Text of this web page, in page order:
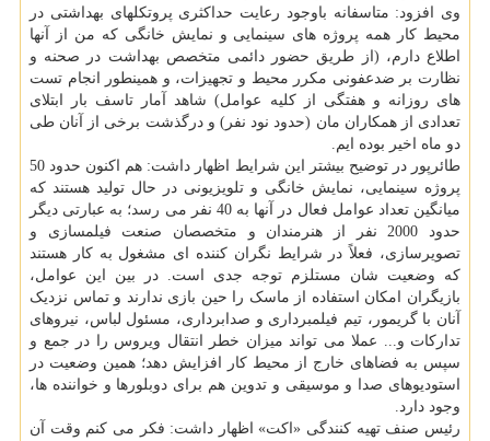
وی افزود: متاسفانه باوجود رعایت حداکثری پروتکلهای بهداشتی در
محیط کار همه پروژه های سینمایی و نمایش خانگی که من از آنها
اطلاع دارم، (از طریق حضور دائمی متخصص بهداشت در صحنه و
نظارت بر ضدعفونی مکرر محیط و تجهیزات، و همینطور انجام تست
های روزانه و هفتگی از کلیه عوامل) شاهد آمار تاسف بار ابتلای
تعدادی از همکاران مان (حدود نود نفر) و درگذشت برخی از آنان طی
دو ماه اخیر بوده ایم.
طائرپور در توضیح بیشتر این شرایط اظهار داشت: هم اکنون حدود 50
پروژه سینمایی، نمایش خانگی و تلویزیونی در حال تولید هستند که
میانگین تعداد عوامل فعال در آنها به 40 نفر می رسد؛ به عبارتی دیگر
حدود 2000 نفر از هنرمندان و متخصصان صنعت فیلمسازی و
تصویرسازی، فعلاً در شرایط نگران کننده ای مشغول به کار هستند
که وضعیت شان مستلزم توجه جدی است. در بین این عوامل،
بازیگران امکان استفاده از ماسک را حین بازی ندارند و تماس نزدیک
آنان با گریمور، تیم فیلمبرداری و صدابرداری، مسئول لباس، نیروهای
تدارکات و... عملا می تواند میزان خطر انتقال ویروس را در جمع و
سپس به فضاهای خارج از محیط کار افزایش دهد؛ همین وضعیت در
استودیوهای صدا و موسیقی و تدوین هم برای دوبلورها و خواننده ها،
وجود دارد.
رئیس صنف تهیه کنندگی «اکت» اظهار داشت: فکر می کنم وقت آن